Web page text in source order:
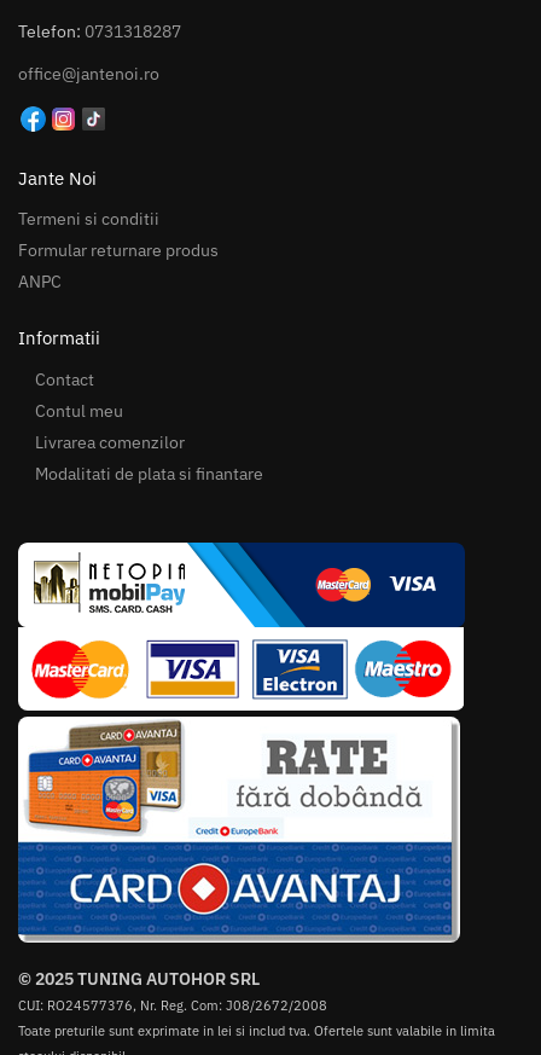
Telefon: 0731318287
office@jantenoi.ro
Jante Noi
Termeni si conditii
Formular returnare produs
ANPC
Informatii
Contact
Contul meu
Livrarea comenzilor
Modalitati de plata si finantare
© 2025 TUNING AUTOHOR SRL
CUI: RO24577376, Nr. Reg. Com: J08/2672/2008
Toate preturile sunt exprimate in lei si includ tva. Ofertele sunt valabile in limita